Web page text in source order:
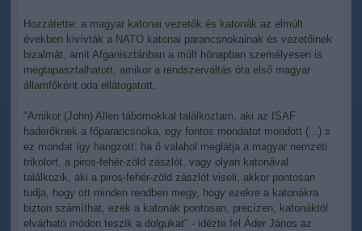
Hozzátette: a magyar katonai vezetők és katonák az elmúlt
években kivívták a NATO katonai parancsnokainak és vezetőinek
bizalmát, amit Afganisztánban a múlt hónapban személyesen is
megtapasztalhatott, amikor a rendszerváltás óta első magyar
államfőként oda ellátogatott.
"Amikor (John) Allen tábornokkal találkoztam, aki az ISAF
haderőknek a főparancsnoka, egy fontos mondatot mondott (...) s
ez mondat így hangzott: ha ő valahol meglátja a magyar nemzeti
trikolort, a piros-fehér-zöld zászlót, vagy olyan katonával
találkozik, aki a piros-fehér-zöld zászlót viseli, akkor pontosan
tudja, hogy ott minden rendben megy, hogy ezekre a katonákra
bizton számíthat, ezek a katonák pontosan, precízen, katonáktól
elvárható módon teszik a dolgukat" - idézte fel Áder János az